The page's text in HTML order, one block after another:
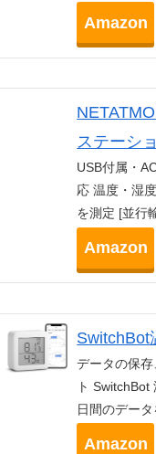
Amazon
ステーシ
USB付属・
応 温度・湿
を測定 [並行
Amazon
SwitchBot
データの保
ト
日間のデー
Amazon